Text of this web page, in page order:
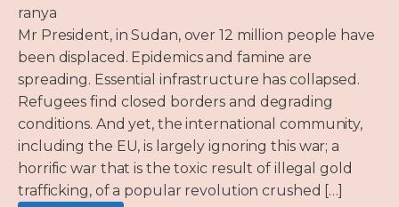
ranya
Mr President, in Sudan, over 12 million people have
been displaced. Epidemics and famine are
spreading. Essential infrastructure has collapsed.
Refugees find closed borders and degrading
conditions. And yet, the international community,
including the EU, is largely ignoring this war; a
horrific war that is the toxic result of illegal gold
trafficking, of a popular revolution crushed […]